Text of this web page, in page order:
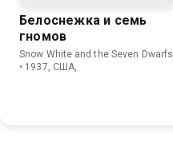
Белоснежка и семь
гномов
Snow White and the Seven Dwarfs
• 1937, США,